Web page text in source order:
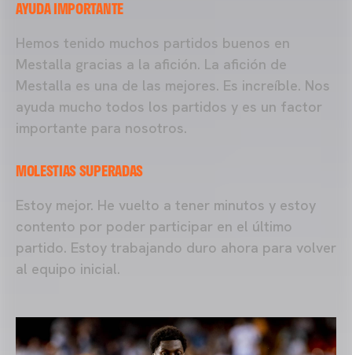
AYUDA IMPORTANTE
Hemos tenido muchos partidos buenos en
Mestalla gracias a la afición. La afición de
Mestalla es una de las mejores. Es increíble. Nos
ayuda mucho todos los partidos y es un factor
importante para nosotros.
MOLESTIAS SUPERADAS
Estoy mejor. He vuelto a tener minutos y estoy
contento por poder participar en el último
partido. Estoy trabajando duro ahora para volver
al equipo inicial.